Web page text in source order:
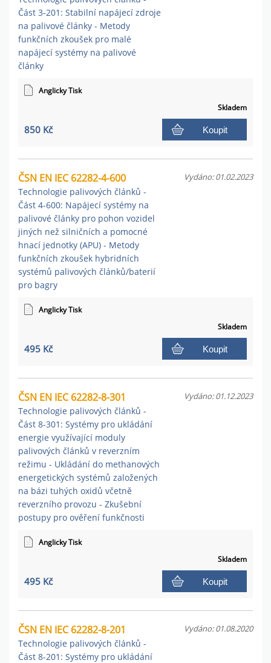
Část 3-201: Stabilní napájecí zdroje
na palivové články - Metody
funkčních zkoušek pro malé
napájecí systémy na palivové
články
Anglicky Tisk
Skladem
850 Kč Koupit
ČSN EN IEC 62282-4-600
Technologie palivových článků -
Část 4-600: Napájecí systémy na
palivové články pro pohon vozidel
jiných než silničních a pomocné
hnací jednotky (APU) - Metody
funkčních zkoušek hybridních
systémů palivových článků/baterií
pro bagry
Vydáno: 01.02.2023
Anglicky Tisk
Skladem
495 Kč Koupit
ČSN EN IEC 62282-8-301
Technologie palivových článků -
Část 8-301: Systémy pro ukládání
energie využívající moduly
palivových článků v reverzním
režimu - Ukládání do methanových
energetických systémů založených
na bázi tuhých oxidů včetně
reverzního provozu - Zkušební
postupy pro ověření funkčnosti
Vydáno: 01.12.2023
Anglicky Tisk
Skladem
495 Kč Koupit
ČSN EN IEC 62282-8-201
Technologie palivových článků -
Část 8-201: Systémy pro ukládání
Vydáno: 01.08.2020